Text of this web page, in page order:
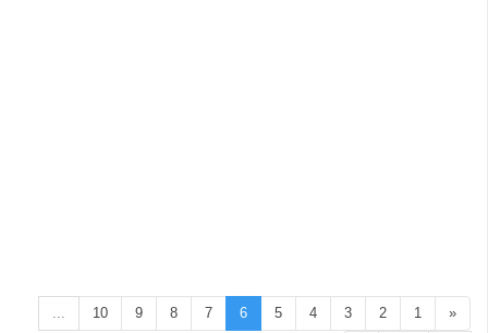
«
1
2
3
4
5
6
7
8
9
10
...